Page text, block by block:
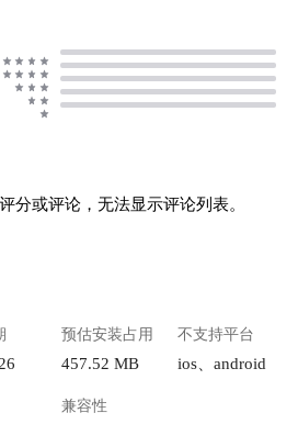
分或评论，无法显示评论列表。
预估安装占用
457.52 MB
不支持平台
ios、android
兼容性